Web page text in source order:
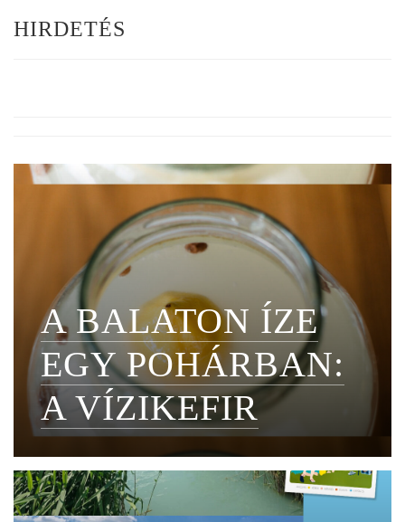
HIRDETÉS
A BALATON ÍZE
EGY POHÁRBAN:
A VÍZIKEFIR